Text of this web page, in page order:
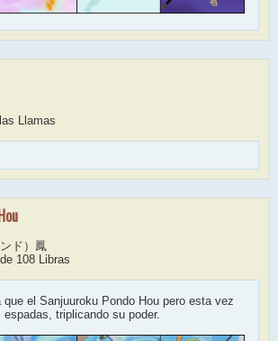
Llamas
ド）鳳
108 Libras
el Sanjuuroku Pondo Hou pero esta vez
triplicando su poder.